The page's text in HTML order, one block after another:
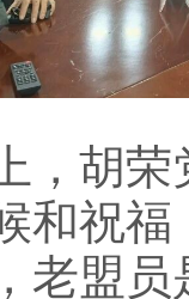
胡荣
和祝
老盟